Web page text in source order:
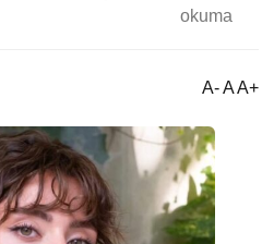
okuma
A- A A+